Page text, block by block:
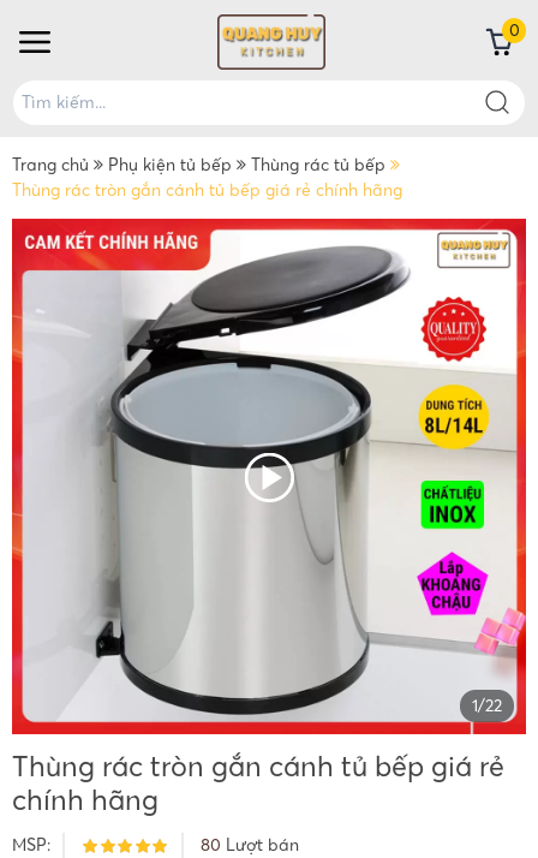
0
Trang chủ Phụ kiện tủ bếp
Thùng rác tủ bếp
Thùng rác tròn gắn cánh tủ bếp giá rẻ chính hãng
1/22
Thùng rác tròn gắn cánh tủ bếp giá rẻ
chính hãng
MSP: 80 Lượt bán